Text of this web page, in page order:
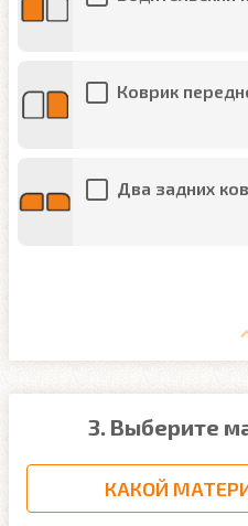
Коврик
Два задних
3. Выберите
КАКОЙ